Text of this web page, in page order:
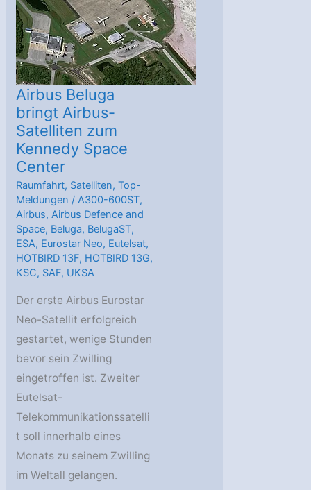
Konstellation
Airbus Beluga
bringt Airbus-
Satelliten zum
Kennedy Space
Center
Raumfahrt, Satelliten,Top-
Meldungen /A300-600ST,
Airbus,Airbus Defence and
Space, Beluga, BelugaST,
ESA, Eurostar Neo, Eutelsat,
HOTBIRD 13F, HOTBIRD 13G,
KSC, SAF, UKSA
Der erste Airbus Eurostar
Neo-Satellit erfolgreich
gestartet, wenige Stunden
bevor sein Zwilling
eingetroffen ist. Zweiter
Eutelsat-
Telekommunikationssatelli
t soll innerhalb eines
Monats zu seinem Zwilling
im Weltall gelangen.